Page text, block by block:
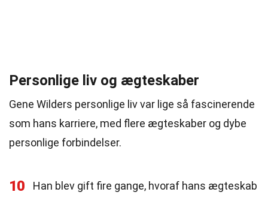
Personlige liv og ægteskaber
Gene Wilders personlige liv var lige så fascinerende
som hans karriere, med flere ægteskaber og dybe
personlige forbindelser.
10
Han blev gift fire gange, hvoraf hans ægteskab